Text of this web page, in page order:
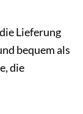
Lieferung
bequem als
die